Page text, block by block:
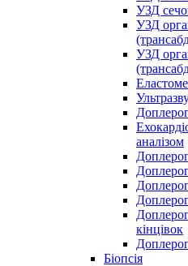
УЗД
УЗД
УЗД
аналізом
кінцівок
Біопсія